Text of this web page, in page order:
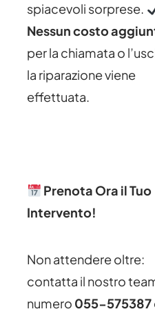
spiacevoli sorprese.
Nessun costo
per la chiamata o
la riparazione viene
effettuata.
Prenota Ora il Tuo
Intervento!
Non attendere oltre:
contatta il nostro
numero 055-575387